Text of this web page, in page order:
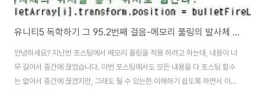
유니티5 독학하기 그 95.2번째 걸음-메모리 풀링의 발사체 적용 part2
안녕하세요? 지난번 포스팅에서 메모리 풀링을 적용 하려고 하는데, 내용이 너
무 길어서 중간에 끊었습니다. 이번 포스팅에서도 모든 내용을 다 포스팅 할수
는 없어서 중간에 끊겠지만, 그래도 될 수 있는한 이해하기 쉽도록 하면서 이러